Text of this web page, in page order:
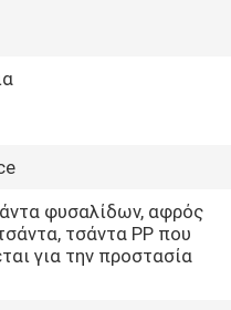
φυσαλίδων, αφρός
τσάντα PP που
για την προστασία